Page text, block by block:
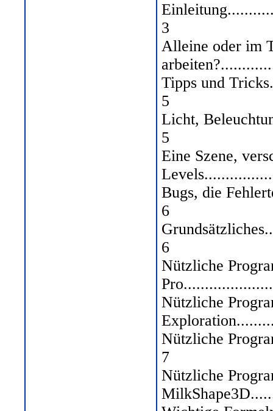
3
Alleine oder im
Tipps und
5
Licht,
5
Eine Szene,
Bugs, die
6
6
Nützliche
Nützliche
Nützliche
7
Nützliche